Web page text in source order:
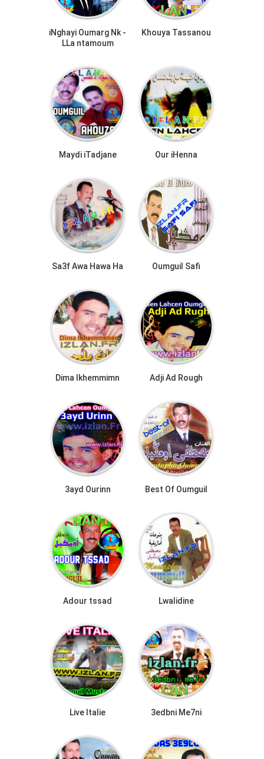
iNghayi Oumarg Nk -
LLa ntamoum
Khouya Tassanou
Maydi iTadjane Our iHenna
Sa3f Awa Hawa Ha Oumguil Safi
Dima Ikhemmimn Adji Ad Rough
3ayd Ourinn Best Of Oumguil
Adour tssad Lwalidine
Live Italie 3edbni Me7ni